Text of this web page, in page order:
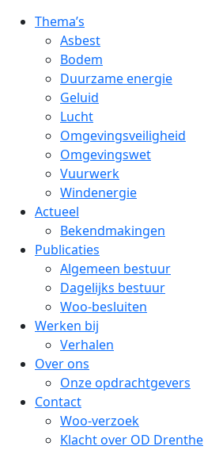
Thema’s
Asbest
Bodem
Duurzame energie
Geluid
Lucht
Omgevingsveiligheid
Omgevingswet
Vuurwerk
Windenergie
Actueel
Bekendmakingen
Publicaties
Algemeen bestuur
Dagelijks bestuur
Woo-besluiten
Werken bij
Verhalen
Over ons
Onze opdrachtgevers
Contact
Woo-verzoek
Klacht over OD Drenthe